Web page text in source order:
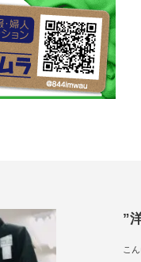
”
こ